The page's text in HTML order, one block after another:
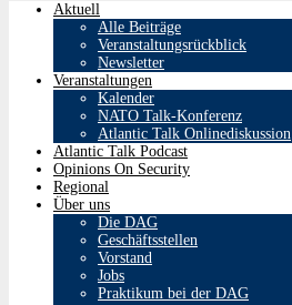
Aktuell
Alle Beiträge
Veranstaltungsrückblick
Newsletter
Veranstaltungen
Kalender
NATO Talk-Konferenz
Atlantic Talk Onlinediskussion
Atlantic Talk Podcast
Opinions On Security
Regional
Über uns
Die DAG
Geschäftsstellen
Vorstand
Jobs
Praktikum bei der DAG